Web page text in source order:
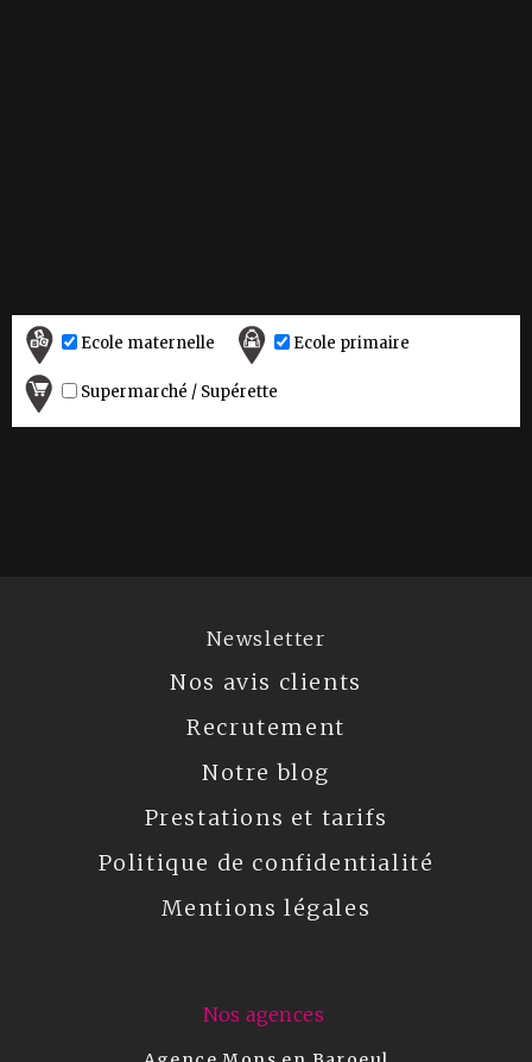
Ecole maternelle Ecole primaire
Supermarché / Supérette
Newsletter
Nos avis clients
Recrutement
Notre blog
Prestations et tarifs
Politique de confidentialité
Mentions légales
Nos agences